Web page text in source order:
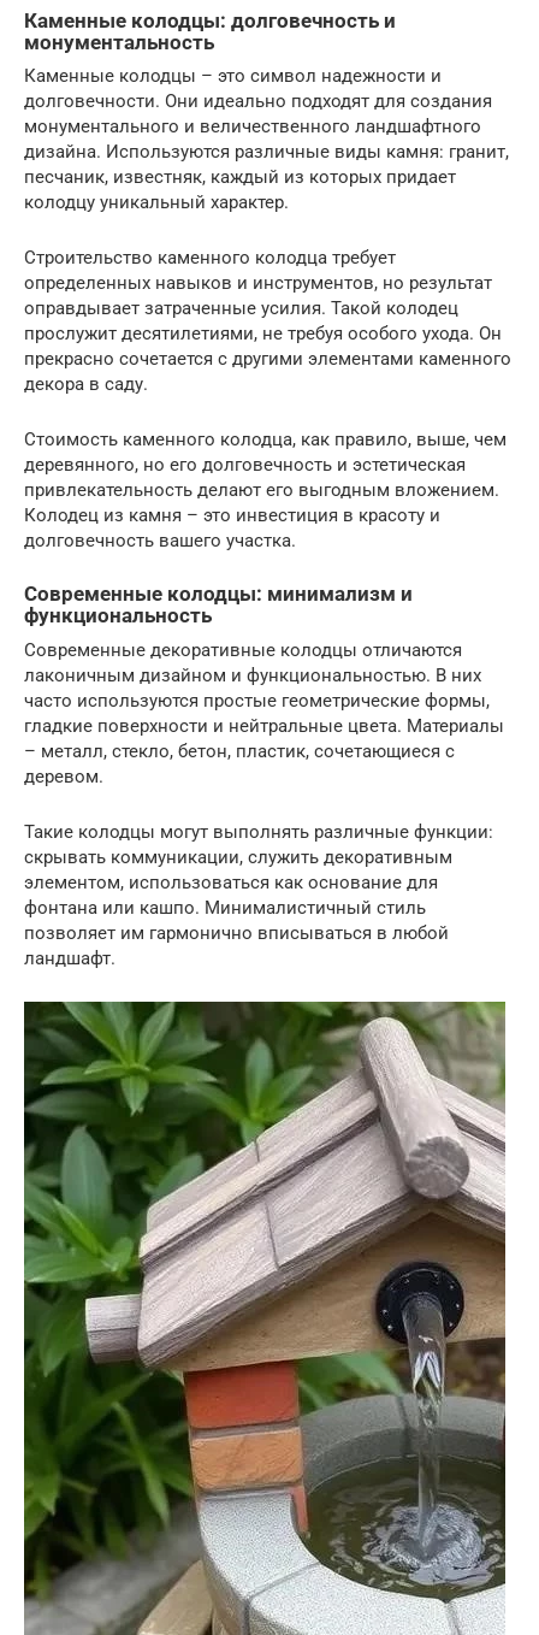
Каменные колодцы: долговечность и
монументальность
Каменные колодцы – это символ надежности и
долговечности. Они идеально подходят для создания
монументального и величественного ландшафтного
дизайна. Используются различные виды камня: гранит,
песчаник, известняк, каждый из которых придает
колодцу уникальный характер.
Строительство каменного колодца требует
определенных навыков и инструментов, но результат
оправдывает затраченные усилия. Такой колодец
прослужит десятилетиями, не требуя особого ухода. Он
прекрасно сочетается с другими элементами каменного
декора в саду.
Стоимость каменного колодца, как правило, выше, чем
деревянного, но его долговечность и эстетическая
привлекательность делают его выгодным вложением.
Колодец из камня – это инвестиция в красоту и
долговечность вашего участка.
Современные колодцы: минимализм и
функциональность
Современные декоративные колодцы отличаются
лаконичным дизайном и функциональностью. В них
часто используются простые геометрические формы,
гладкие поверхности и нейтральные цвета. Материалы
– металл, стекло, бетон, пластик, сочетающиеся с
деревом.
Такие колодцы могут выполнять различные функции:
скрывать коммуникации, служить декоративным
элементом, использоваться как основание для
фонтана или кашпо. Минималистичный стиль
позволяет им гармонично вписываться в любой
ландшафт.